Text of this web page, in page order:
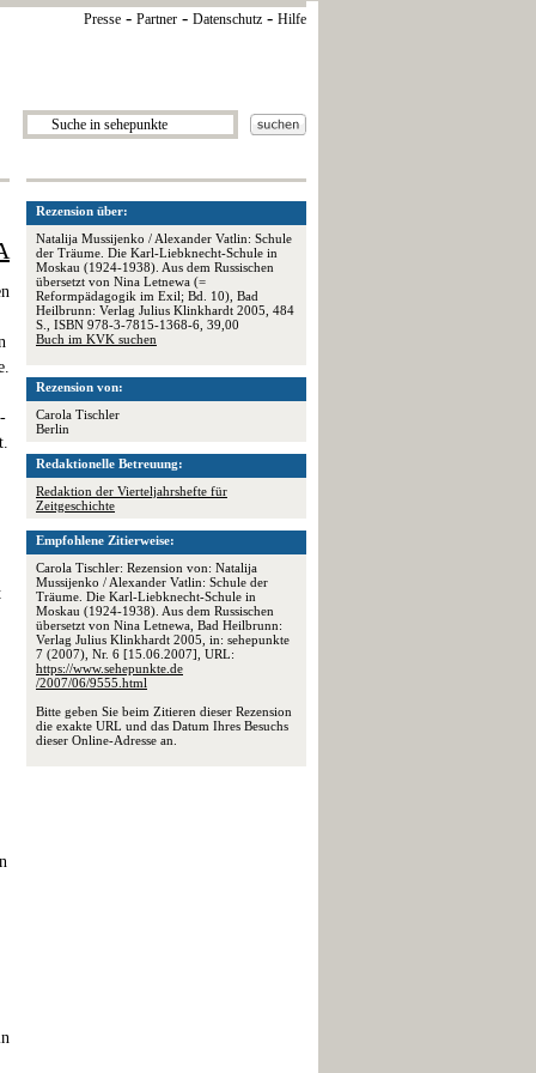
Presse - Partner - Datenschutz - Hilfe
Rezension über:
Natalija Mussijenko / Alexander Vatlin: Schule
der Träume. Die Karl-Liebknecht-Schule in
Moskau (1924-1938). Aus dem Russischen
übersetzt von Nina Letnewa (=
Reformpädagogik im Exil; Bd. 10), Bad
Heilbrunn: Verlag Julius Klinkhardt 2005, 484
S., ISBN 978-3-7815-1368-6, 39,00
Buch im KVK suchen
Rezension von:
Carola Tischler
Berlin
Redaktionelle Betreuung:
Redaktion der Vierteljahrshefte für
Zeitgeschichte
Empfohlene Zitierweise:
Carola Tischler: Rezension von: Natalija
Mussijenko / Alexander Vatlin: Schule der
Träume. Die Karl-Liebknecht-Schule in
Moskau (1924-1938). Aus dem Russischen
übersetzt von Nina Letnewa, Bad Heilbrunn:
Verlag Julius Klinkhardt 2005, in: sehepunkte
7 (2007), Nr. 6 [15.06.2007], URL:
https://www.sehepunkte.de
/2007/06/9555.html
Bitte geben Sie beim Zitieren dieser Rezension
die exakte URL und das Datum Ihres Besuchs
dieser Online-Adresse an.